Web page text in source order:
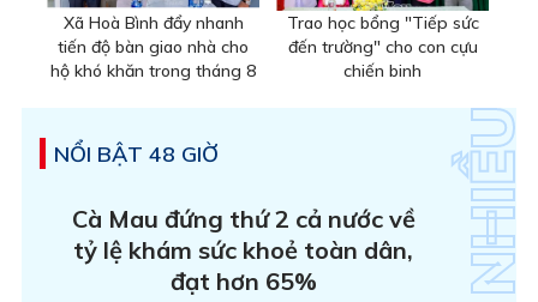
Xã Hoà Bình đẩy nhanh
tiến độ bàn giao nhà cho
hộ khó khăn trong tháng 8
Trao học bổng "Tiếp sức
đến trường" cho con cựu
chiến binh
NỔI BẬT 48 GIỜ
Cà Mau đứng thứ 2 cả nước về
tỷ lệ khám sức khoẻ toàn dân,
đạt hơn 65%